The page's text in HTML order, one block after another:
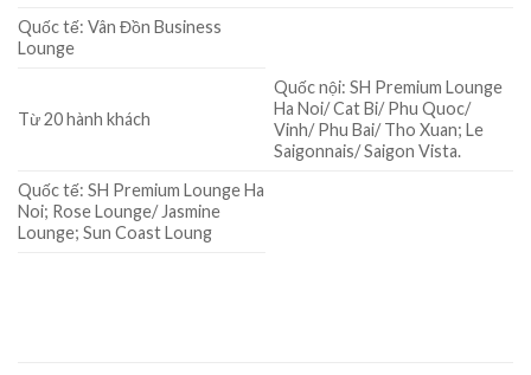
Quốc tế: Vân Đồn Business
Lounge
Từ 20 hành khách
Quốc nội:SH Premium Lounge
Ha Noi/ Cat Bi/ Phu Quoc/
Vinh/ Phu Bai/ Tho Xuan; Le
Saigonnais/ Saigon Vista.
Quốc tế: SH Premium Lounge Ha
Noi; Rose Lounge/ Jasmine
Lounge; Sun Coast Loung